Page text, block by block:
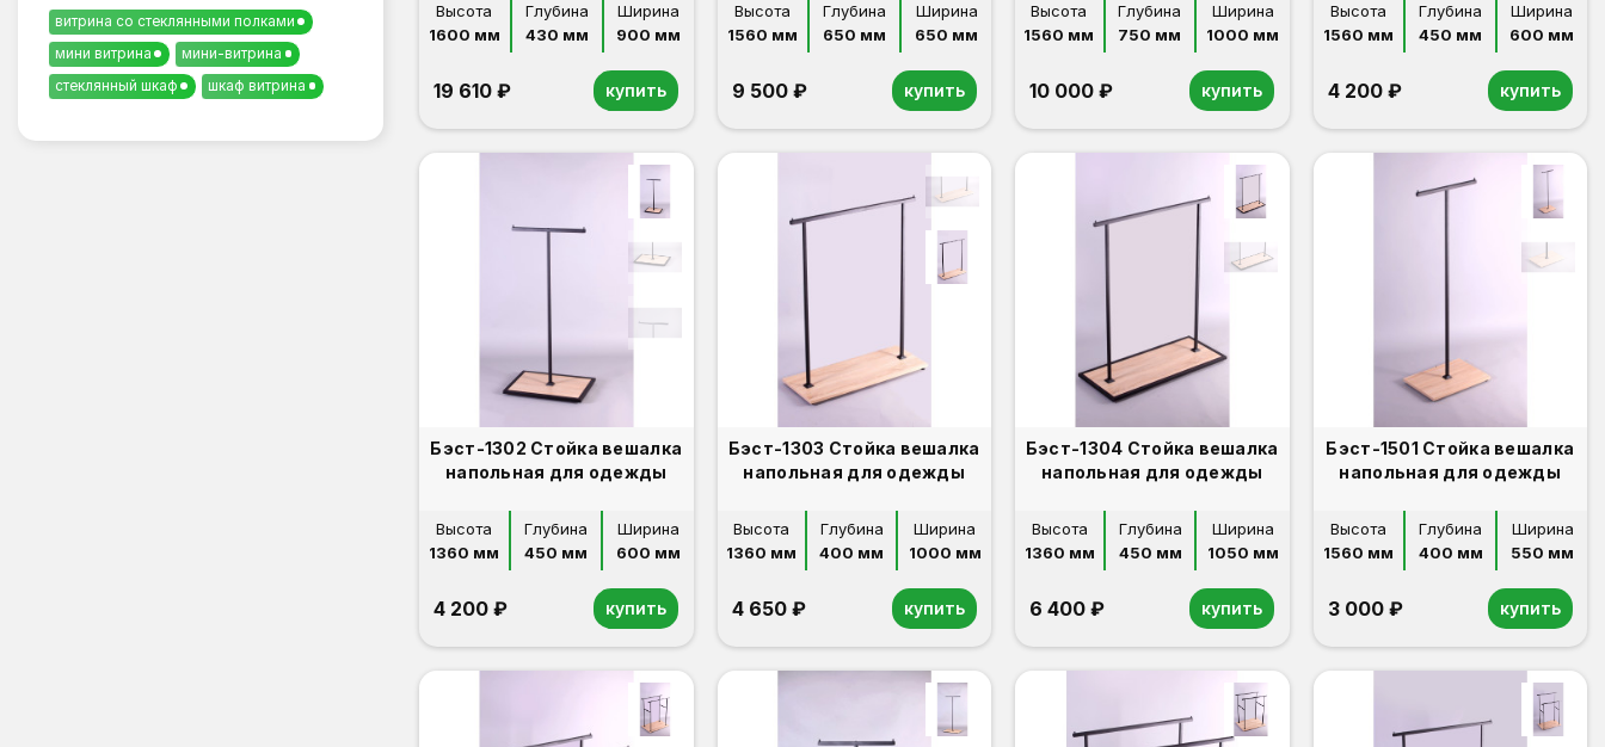
витрина со стеклянными полками
мини витрина
мини-витрина
стеклянный шкаф
шкаф витрина
Высота
1600 мм
Глубина
430 мм
Ширина
900 мм
19 610 ₽ купить
Высота
1560 мм
Глубина
650 мм
Ширина
650 мм
9 500 ₽ купить
Высота
1560 мм
Глубина
750 мм
Ширина
1000 мм
10 000 ₽ купить
Высота
1560 мм
Глубина
450 мм
Ширина
600 мм
4 200 ₽ купить
Бэст-1302 Стойка вешалка
напольная для одежды
Высота
1360 мм
Глубина
450 мм
Ширина
600 мм
4 200 ₽ купить
Бэст-1303 Стойка вешалка
напольная для одежды
Высота
1360 мм
Глубина
400 мм
Ширина
1000 мм
4 650 ₽ купить
Бэст-1304 Стойка вешалка
напольная для одежды
Высота
1360 мм
Глубина
450 мм
Ширина
1050 мм
6 400 ₽ купить
Бэст-1501 Стойка вешалка
напольная для одежды
Высота
1560 мм
Глубина
400 мм
Ширина
550 мм
3 000 ₽ купить